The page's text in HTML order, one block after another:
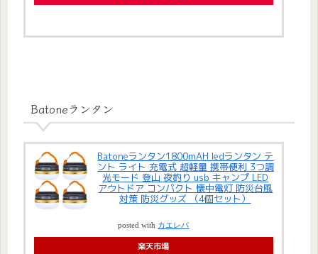
Batoneランタン
Batoneランタン1800mAH ledランタン テ
ント ライト 充電式 超軽量 携帯便利 3つ調
光モード 登山 夜釣り usb キャンプ LED
アウトドア コンパクト 懐中電灯 防災台風
対策 防災グッズ （4個セット）
posted with カエレバ
楽天市場